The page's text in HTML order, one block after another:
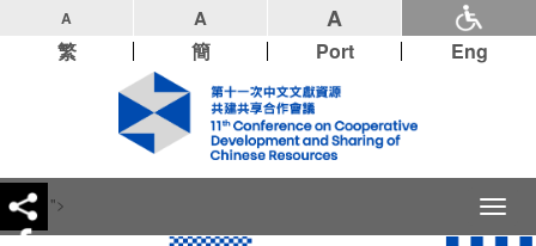
A A A
繁 簡 Port Eng
">
Toggle